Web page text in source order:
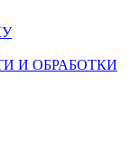
И ОБРАБОТКИ